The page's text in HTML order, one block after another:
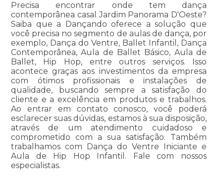
Precisa encontrar onde tem dança
contemporânea casal Jardim Panorama D'Oeste?
Saiba que a Dançando oferece a solução que
você precisa no segmento de aulas de dança, por
exemplo, Dança do Ventre, Ballet Infantil, Dança
Contemporânea, Aula de Ballet Básico, Aula de
Ballet, Hip Hop, entre outros serviços. Isso
acontece graças aos investimentos da empresa
com ótimos profissionais e instalações de
qualidade, buscando sempre a satisfação do
cliente e a excelência em produtos e trabalhos.
Ao entrar em contato conosco, você poderá
esclarecer suas dúvidas, estamos à sua disposição,
através de um atendimento cuidadoso e
comprometido com a sua satisfação. Também
trabalhamos com Dança do Ventre Iniciante e
Aula de Hip Hop Infantil. Fale com nossos
especialistas.